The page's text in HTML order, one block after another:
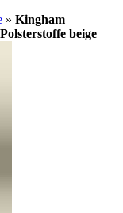
» Kingham
beige